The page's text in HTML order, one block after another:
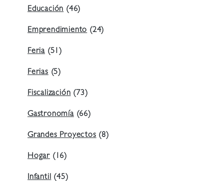
Educación (46)
Emprendimiento (24)
Feria (51)
Ferias (5)
Fiscalización (73)
Gastronomía(66)
Grandes Proyectos (8)
Hogar (16)
Infantil (45)